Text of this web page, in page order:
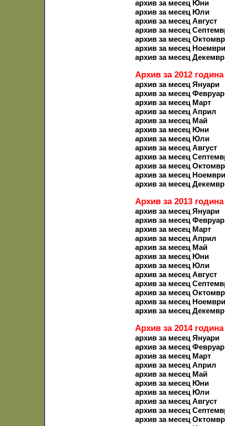
архив за месец Юни
архив за месец Юли
архив за месец Август
архив за месец
архив за месец
архив за месец Ноември
архив за месец
Архив за 2012 година
архив за месец Януари
архив за месец
архив за месец Март
архив за месец Април
архив за месец Май
архив за месец Юни
архив за месец Юли
архив за месец Август
архив за месец
архив за месец
архив за месец Ноември
архив за месец
Архив за 2013 година
архив за месец Януари
архив за месец
архив за месец Март
архив за месец Април
архив за месец Май
архив за месец Юни
архив за месец Юли
архив за месец Август
архив за месец
архив за месец
архив за месец Ноември
архив за месец
Архив за 2014 година
архив за месец Януари
архив за месец
архив за месец Март
архив за месец Април
архив за месец Май
архив за месец Юни
архив за месец Юли
архив за месец Август
архив за месец
архив за месец